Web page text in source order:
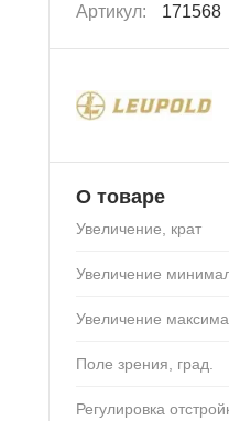
Артикул: 171568
О товаре
Увеличение, крат
Увеличение
Увеличение
Поле зрения, град.
Регулировка